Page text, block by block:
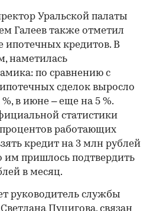
Уральской палаты
Галеев также отметил
ипотечных кредитов. В
наметилась
по сравнению с
сделок выросло
%, в июне – еще на 5 %.
статистики
работающих
кредит на 3 млн рублей
им пришлось подтвердить
в месяц.
руководитель службы
Пуцигова, связан